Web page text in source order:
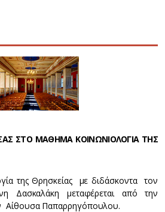
ΣΤΟ ΜΑΘΗΜΑ ΚΟΙΝΩΝΙΟΛΟΓΙΑ ΤΗΣ
της Θρησκείας με διδάσκοντα τον
Δασκαλάκη μεταφέρεται από την
Αίθουσα Παπαρρηγόπουλου.